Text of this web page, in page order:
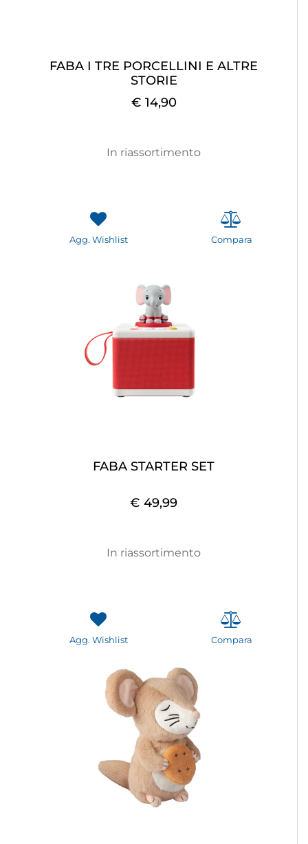
FABA I TRE PORCELLINI E ALTRE
STORIE
€ 14,90
In riassortimento
Agg. Wishlist Compara
FABA STARTER SET
€ 49,99
In riassortimento
Agg. Wishlist Compara